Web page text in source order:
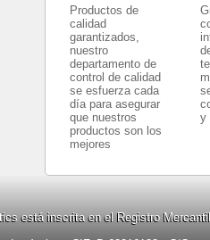
Productos de
calidad
garantizados,
nuestro
departamento de
control de calidad
se esfuerza cada
día para asegurar
que nuestros
productos son los
mejores
y
está inscrita en el Registro